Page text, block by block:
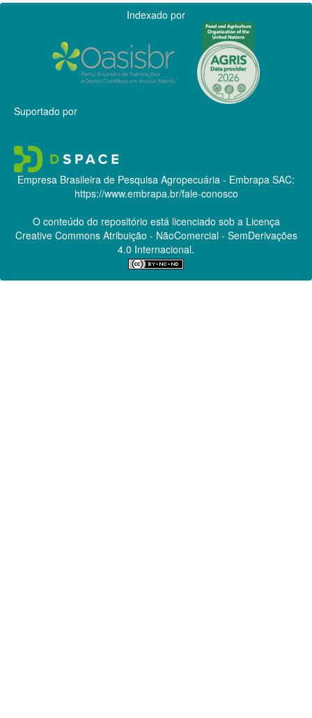
Indexado por
Suportado por
Empresa Brasileira de Pesquisa Agropecuária - Embrapa SAC:
https://www.embrapa.br/fale-conosco
O conteúdo do repositório está licenciado sob a Licença
Creative CommonsAtribuição - NãoComercial - SemDerivações
4.0 Internacional.